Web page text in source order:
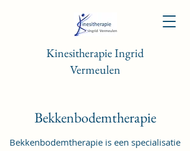
Kinesitherapie Ingrid
Vermeulen
Bekkenbodemtherapie
Bekkenbodemtherapie is een specialisatie